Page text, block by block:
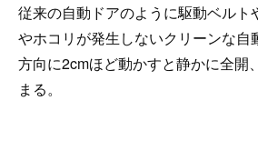
従来の自動ドアのように駆動ベルト
やホコリが発生しないクリーンな自
方向に2cmほど動かすと静かに全開
まる。